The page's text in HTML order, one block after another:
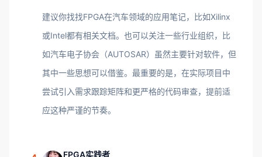
建议你找找FPGA在汽车领域的应用笔记，比如Xilinx
或Intel都有相关文档。也可以关注一些行业组织，比
如汽车电子协会（AUTOSAR）虽然主要针对软件，但
其中一些思想可以借鉴。最重要的是，在实际项目中
尝试引入需求跟踪矩阵和更严格的代码审查，提前适
应这种严谨的节奏。
FPGA实践者